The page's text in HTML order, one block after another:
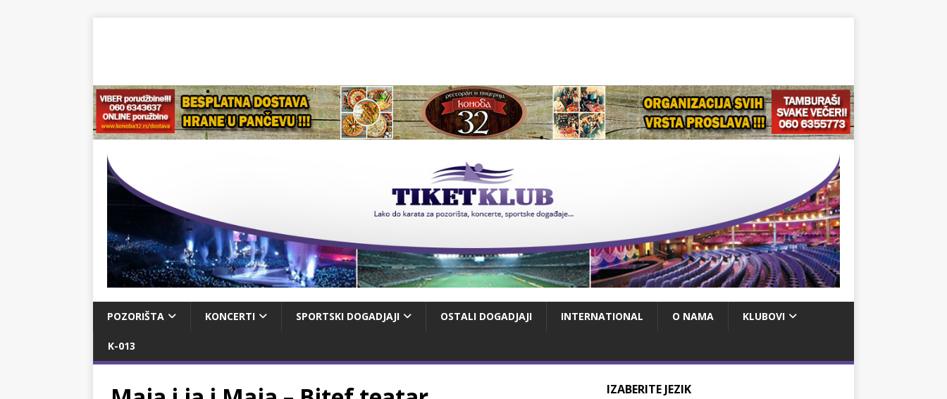
POZORIŠTA KONCERTI SPORTSKI DOGADJAJI OSTALI DOGADJAJI INTERNATIONAL O NAMA KLUBOVI
K-013
IZABERITE JEZIK